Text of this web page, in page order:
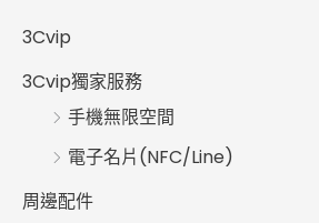
3Cvip
3Cvip獨家服務
手機無限空間
電子名片(NFC/Line)
周邊配件